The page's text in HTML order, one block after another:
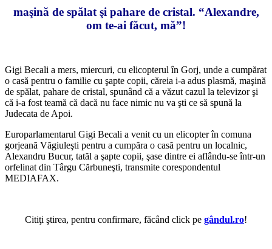
maşină de spălat şi pahare de cristal. “Alexandre,
om te-ai făcut, mă”!
Gigi Becali a mers, miercuri, cu elicopterul în Gorj, unde a cumpărat
o casă pentru o familie cu şapte copii, căreia i-a adus plasmă, maşină
de spălat, pahare de cristal, spunând că a văzut cazul la televizor şi
că i-a fost teamă că dacă nu face nimic nu va şti ce să spună la
Judecata de Apoi.
Europarlamentarul Gigi Becali a venit cu un elicopter în comuna
gorjeanã Văgiuleşti pentru a cumpăra o casă pentru un localnic,
Alexandru Bucur, tatăl a şapte copii, şase dintre ei aflându-se într-un
orfelinat din Târgu Cărbuneşti, transmite corespondentul
MEDIAFAX.
Citiţi ştirea, pentru confirmare, făcând click pe gândul.ro!